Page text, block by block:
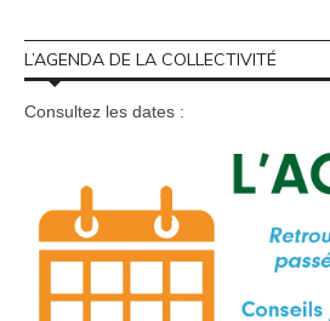
L’AGENDA DE LA COLLECTIVITÉ
Consultez les dates :